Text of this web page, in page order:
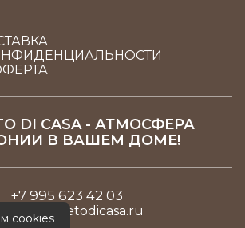
DI CASA - АТМОСФЕРА
В ВАШЕМ ДОМЕ!
+7 995 623 42 03
cookies